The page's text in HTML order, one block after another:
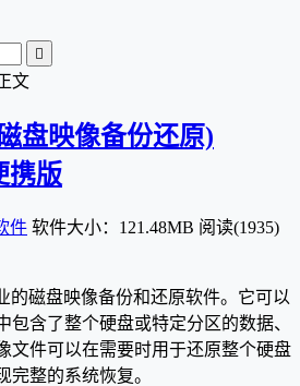

文
盘映像备份还原)
携版
件 软件大小：121.48MB 阅读(1935)
的磁盘映像备份和还原软件。它可以
包含了整个硬盘或特定分区的数据、
文件可以在需要时用于还原整个硬盘
完整的系统恢复。